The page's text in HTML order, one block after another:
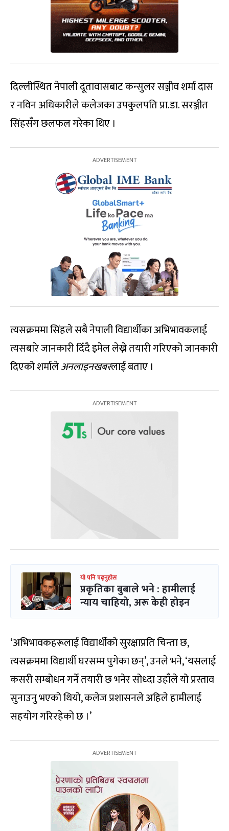
दिल्लीस्थित नेपाली दूतावासबाट कन्सुलर सञ्जीव शर्मा दास
र नविन अधिकारीले कलेजका उपकुलपति प्रा.डा. सरञ्जीत
सिंहसँग छलफल गरेका थिए ।
त्यसक्रममा सिंहले सबै नेपाली विद्यार्थीका अभिभावकलाई
त्यसबारे जानकारी दिँदै इमेल लेख्ने तयारी गरिएको जानकारी
दिएको शर्मालेअनलाइनखबरलाई बताए ।
यो पनि पढ्नुहोस
प्रकृतिका बुबाले भने : हामीलाई
न्याय चाहियो, अरू केही होइन
‘अभिभावकहरूलाई विद्यार्थीको सुरक्षाप्रति चिन्ता छ,
त्यसक्रममा विद्यार्थी घरसम्म पुगेका छन्’, उनले भने, ‘यसलाई
कसरी सम्बोधन गर्ने तयारी छ भनेर सोध्दा उहाँले यो प्रस्ताव
सुनाउनु भएको थियो, कलेज प्रशासनले अहिले हामीलाई
सहयोग गरिरहेको छ ।’